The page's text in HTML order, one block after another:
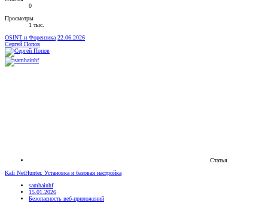
0
Просмотры
1 тыс.
OSINT и Форензика 22.06.2026
Сергей Попов
Статья
Kali NetHunter. Установка и базовая настройка
samhainhf
15.01.2026
Безопасность веб-приложений